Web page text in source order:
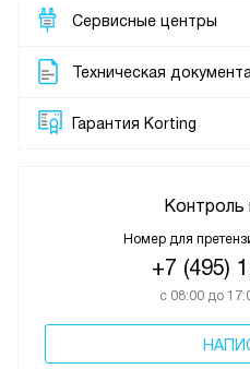
Сервисные центры
Техническая
Гарантия Korting
Контроль
Номер для
+7 (495)
с 08:00 до